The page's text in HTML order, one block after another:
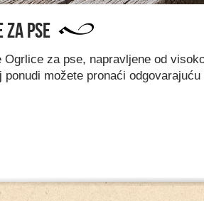
ZA PSE
Ogrlice za pse, napravljene od
ponudi možete pronaći